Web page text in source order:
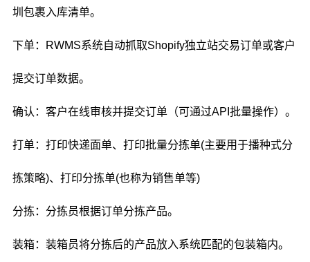
圳包裹入库清单。
下单：RWMS系统自动抓取Shopify独立站交易订单或客户
提交订单数据。
确认：客户在线审核并提交订单（可通过API批量操作）。
打单：打印快递面单、打印批量分拣单(主要用于播种式分
拣策略)、打印分拣单(也称为销售单等)
分拣：分拣员根据订单分拣产品。
装箱：装箱员将分拣后的产品放入系统匹配的包装箱内。